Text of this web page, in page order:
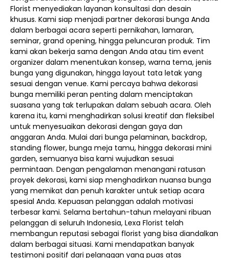
Florist menyediakan layanan konsultasi dan desain
khusus. Kami siap menjadi partner dekorasi bunga Anda
dalam berbagai acara seperti pernikahan, lamaran,
seminar, grand opening, hingga peluncuran produk. Tim
kami akan bekerja sama dengan Anda atau tim event
organizer dalam menentukan konsep, warna tema, jenis
bunga yang digunakan, hingga layout tata letak yang
sesuai dengan venue. Kami percaya bahwa dekorasi
bunga memiliki peran penting dalam menciptakan
suasana yang tak terlupakan dalam sebuah acara. Oleh
karena itu, kami menghadirkan solusi kreatif dan fleksibel
untuk menyesuaikan dekorasi dengan gaya dan
anggaran Anda. Mulai dari bunga pelaminan, backdrop,
standing flower, bunga meja tamu, hingga dekorasi mini
garden, semuanya bisa kami wujudkan sesuai
permintaan. Dengan pengalaman menangani ratusan
proyek dekorasi, kami siap menghadirkan nuansa bunga
yang memikat dan penuh karakter untuk setiap acara
spesial Anda. Kepuasan pelanggan adalah motivasi
terbesar kami. Selama bertahun-tahun melayani ribuan
pelanggan di seluruh Indonesia, Lexa Florist telah
membangun reputasi sebagai florist yang bisa diandalkan
dalam berbagai situasi. Kami mendapatkan banyak
testimoni positif dari pelanggan yang puas atas